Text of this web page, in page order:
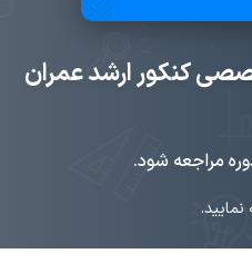
کنکور ارشد عمران
مراجعه شود.